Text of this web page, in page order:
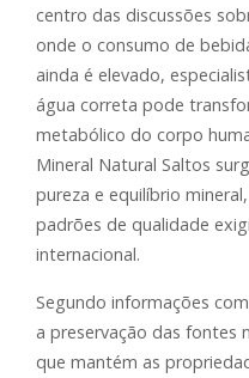
centro das discussões
onde o consumo de
ainda é elevado,
água correta pode
metabólico do corpo
Mineral Natural Saltos
pureza e equilíbrio
padrões de qualidade
internacional.
Segundo informações
a preservação das fontes
que mantém as